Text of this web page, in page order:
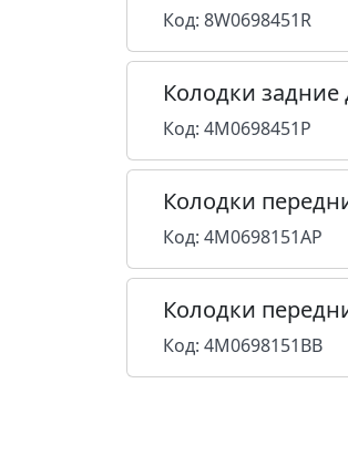
Код: 8W0698451R
Колодки
Код: 4M0698451P
Колодки
Код: 4M0698151AP
Колодки
Код: 4M0698151BB